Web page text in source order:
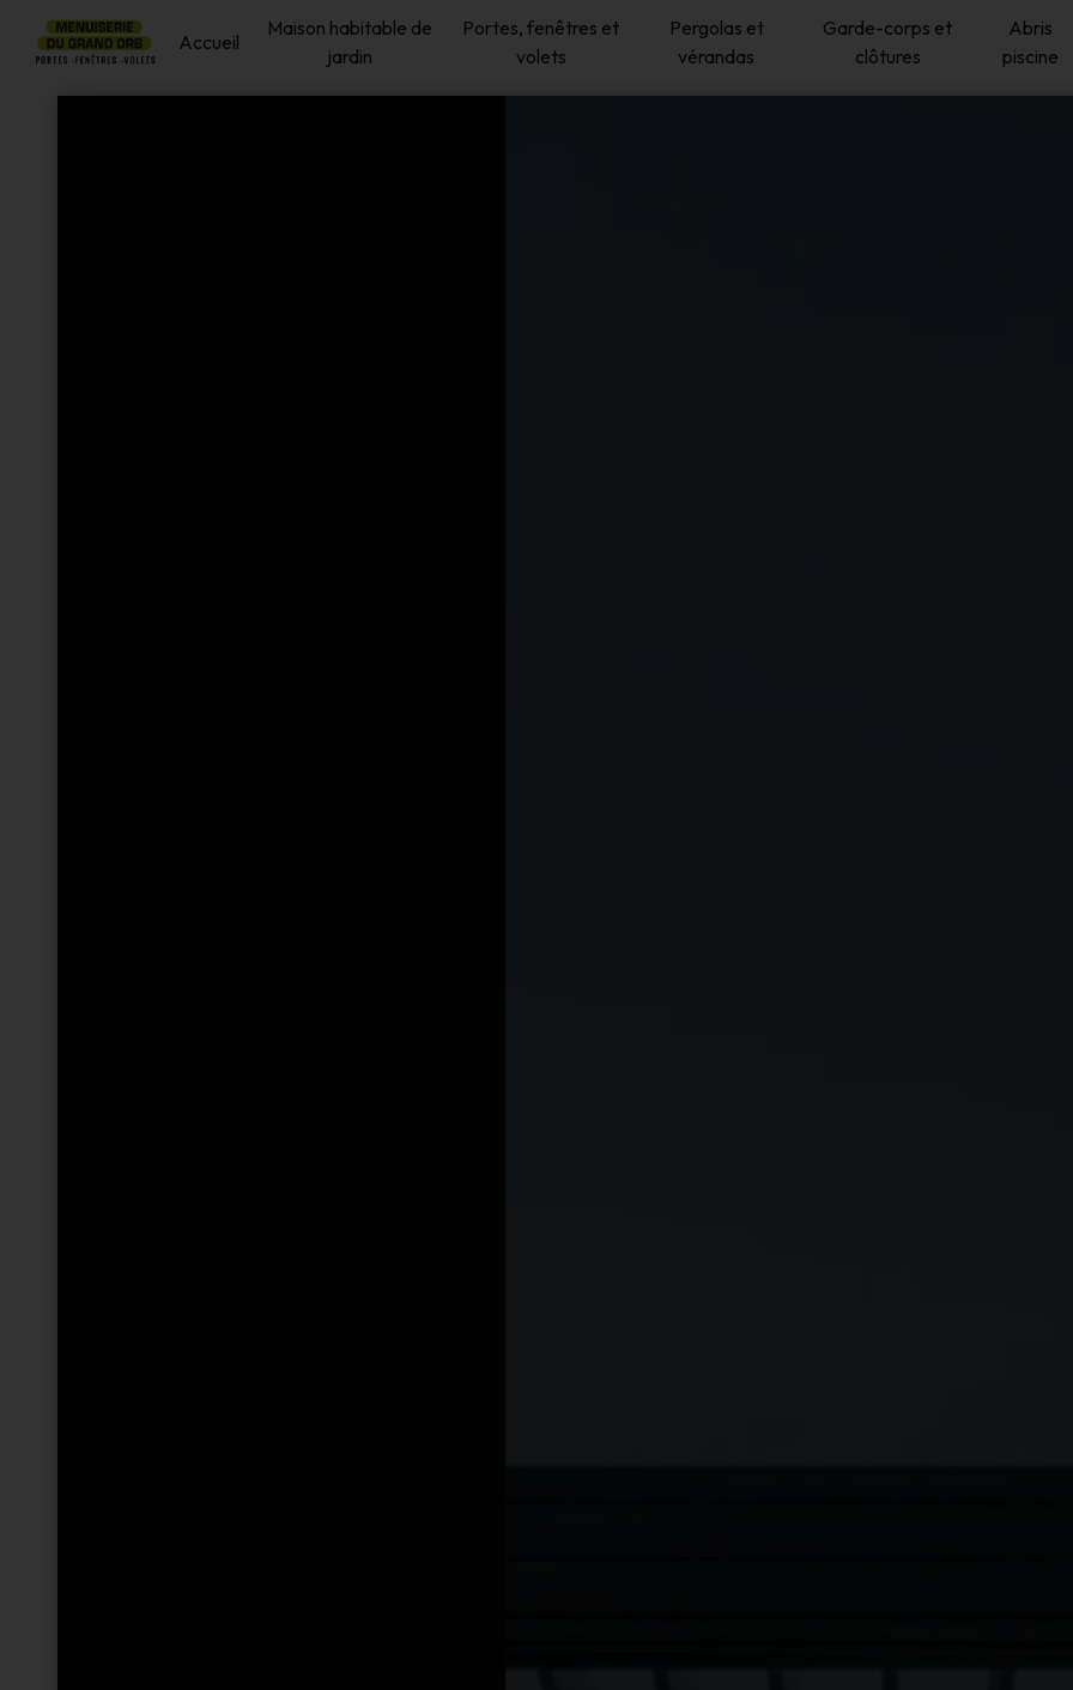
Accueil
Maison habitable de
jardin
Portes, fenêtres et
volets
Pergolas et
vérandas
Garde-corps et
clôtures
Abris
piscine